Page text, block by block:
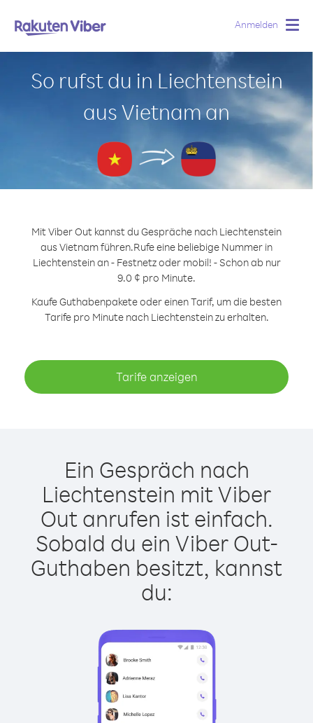
Anmelden
So rufst du in Liechtenstein
aus Vietnam an
Mit Viber Out kannst du Gespräche nach Liechtenstein
aus Vietnam führen.Rufe eine beliebige Nummer in
Liechtenstein an - Festnetz oder mobil! - Schon ab nur
9.0 ¢ pro Minute.
Kaufe Guthabenpakete oder einen Tarif, um die besten
Tarife pro Minute nach Liechtenstein zu erhalten.
Tarife anzeigen
Ein Gespräch nach
Liechtenstein mit Viber
Out anrufen ist einfach.
Sobald du ein Viber Out-
Guthaben besitzt, kannst
du: